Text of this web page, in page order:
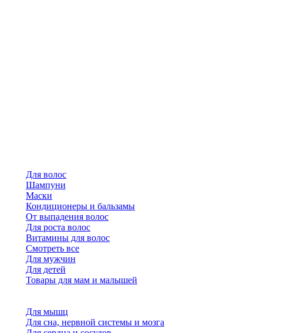
Для волос
Шампуни
Маски
Кондиционеры и бальзамы
От выпадения волос
Для роста волос
Витамины для волос
Смотреть все
Для мужчин
Для детей
Товары для мам и малышей
Для мышц
Для сна, нервной системы и мозга